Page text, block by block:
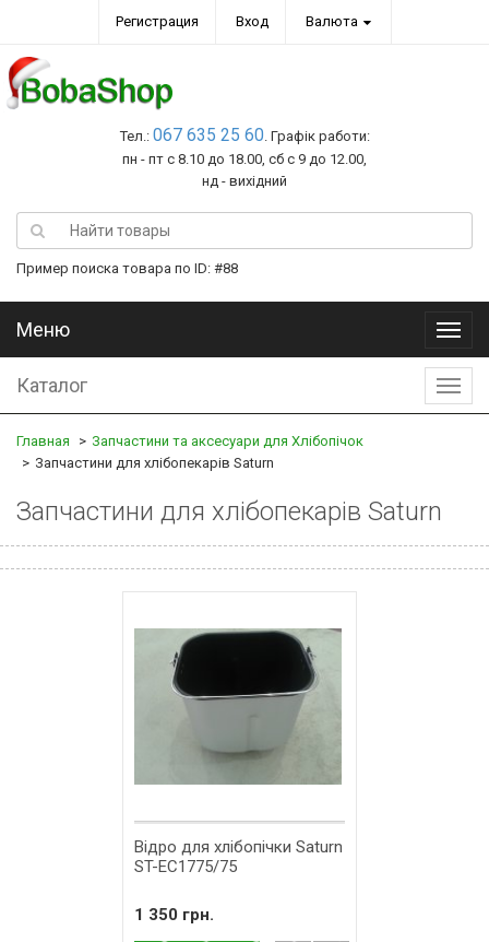
Регистрация Вход Валюта
Тел.: 067 635 25 60. Графік работи:
пн - пт с 8.10 до 18.00, сб с 9 до 12.00,
нд - вихідний
Пример поиска товара по ID: #88
Меню
Меню
Каталог
Главная
Запчастини та аксесуари для Хлібопічок
Запчастини для хлібопекарів Saturn
Запчастини для хлібопекарів Saturn
Відро для хлібопічки Saturn
ST-EC1775/75
1 350 грн.